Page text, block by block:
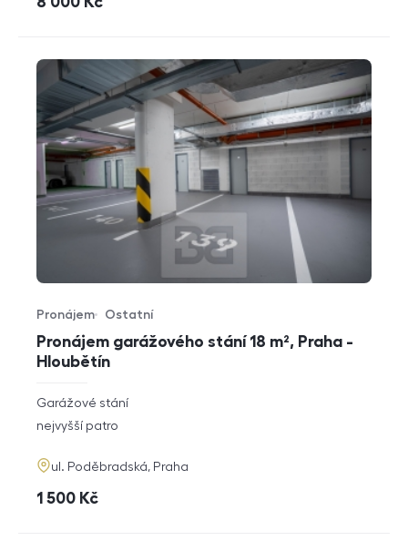
Pronájem garážového stání 18 m², Praha -
Hloubětín
Typ nabídky
Pronájem
Typ nemovitosti
Ostatní
rozměry
dispozice
Garážové stání
funkce
nejvyšší patro
adresa
ul. Poděbradská, Praha
cena
1 500 Kč